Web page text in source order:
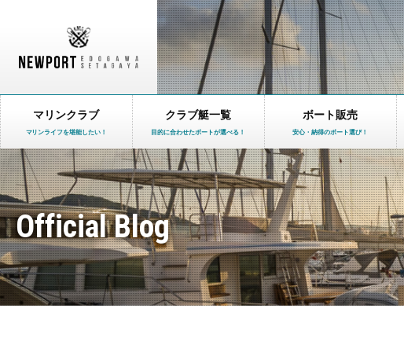
マリンクラブ
マリンライフを堪能したい！
クラブ艇一覧
目的に合わせたボートが選べる！
ボート販売
安心・納得のボート選び！
Official Blog